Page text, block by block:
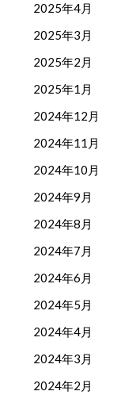
2025年4月
2025年3月
2025年2月
2025年1月
2024年12月
2024年11月
2024年10月
2024年9月
2024年8月
2024年7月
2024年6月
2024年5月
2024年4月
2024年3月
2024年2月